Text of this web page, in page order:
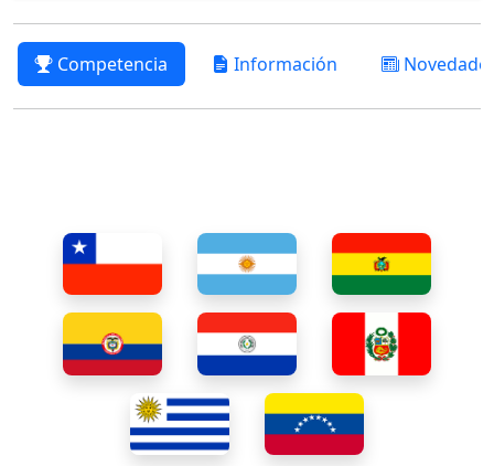
Competencia Información